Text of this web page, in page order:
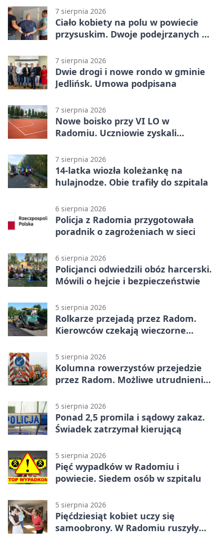
7 sierpnia 2026
Ciało kobiety na polu w powiecie
przysuskim. Dwoje podejrzanych w
7 sierpnia 2026
Dwie drogi i nowe rondo w gminie
Jedlińsk. Umowa podpisana
7 sierpnia 2026
Nowe boisko przy VI LO w
Radomiu. Uczniowie zyskali
7 sierpnia 2026
14-latka wiozła koleżankę na
hulajnodze. Obie trafiły do szpitala
6 sierpnia 2026
Policja z Radomia przygotowała
poradnik o zagrożeniach w sieci
6 sierpnia 2026
Policjanci odwiedzili obóz harcerski.
Mówili o hejcie i bezpieczeństwie
5 sierpnia 2026
Rolkarze przejadą przez Radom.
Kierowców czekają wieczorne
5 sierpnia 2026
Kolumna rowerzystów przejedzie
przez Radom. Możliwe utrudnienia
5 sierpnia 2026
Ponad 2,5 promila i sądowy zakaz.
Świadek zatrzymał kierującą
5 sierpnia 2026
Pięć wypadków w Radomiu i
powiecie. Siedem osób w szpitalu
5 sierpnia 2026
Pięćdziesiąt kobiet uczy się
samoobrony. W Radomiu ruszyły